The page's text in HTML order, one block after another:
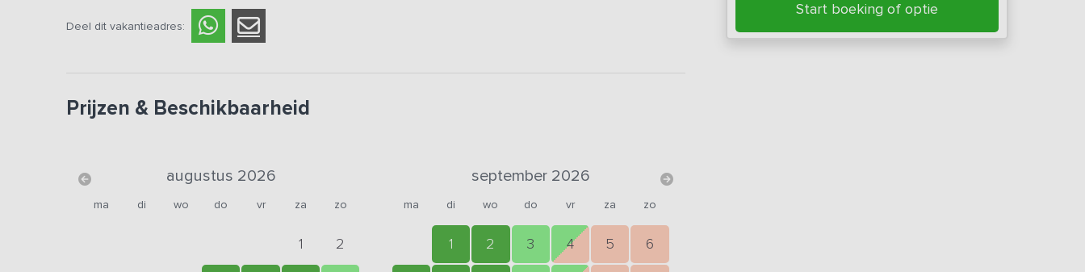
Deel dit vakantieadres:
Prijzen & Beschikbaarheid
augustus 2026
ma di wo do vr za zo
1 2
september 2026
ma di wo do vr za zo
1 2 3 4 5 6
Start boeking of optie